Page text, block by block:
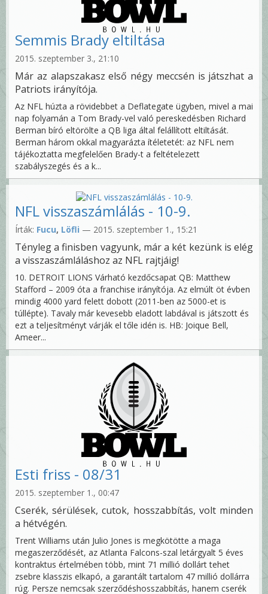
Semmis Brady eltiltása
2015. szeptember 3., 21:10
Már az alapszakasz első négy meccsén is játszhat a
Patriots irányítója.
Az NFL húzta a rövidebbet a Deflategate ügyben, mivel a mai
nap folyamán a Tom Brady-vel való pereskedésben Richard
Berman bíró eltörölte a QB liga által felállított eltiltását.
Berman három okkal magyarázta ítéletetét: az NFL nem
tájékoztatta megfelelően Brady-t a feltételezett
szabályszegés és a k...
NFL visszaszámlálás - 10-9.
Írták: Fucu, Löfli — 2015. szeptember 1., 15:21
Tényleg a finisben vagyunk, már a két kezünk is elég
a visszaszámláláshoz az NFL rajtjáig!
10. DETROIT LIONS Várható kezdőcsapat QB: Matthew
Stafford – 2009 óta a franchise irányítója. Az elmúlt öt évben
mindig 4000 yard felett dobott (2011-ben az 5000-et is
túllépte). Tavaly már kevesebb eladott labdával is játszott és
ezt a teljesítményt várják el tőle idén is. HB: Joique Bell,
Ameer...
Esti friss - 08/31
2015. szeptember 1., 00:47
Cserék, sérülések, cutok, hosszabbítás, volt minden
a hétvégén.
Trent Williams után Julio Jones is megkötötte a maga
megaszerződését, az Atlanta Falcons-szal letárgyalt 5 éves
kontraktus értelmében több, mint 71 millió dollárt tehet
zsebre klasszis elkapó, a garantált tartalom 47 millió dollárra
rúg. Persze nemcsak szerződéshosszabbítás, hanem cserék